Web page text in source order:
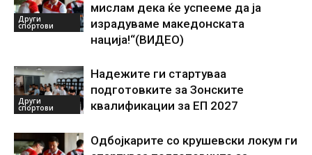
Други
спортови
мислам дека ќе успееме да ја
израдуваме македонската
нација!“(ВИДЕО)
Други
спортови
Надежите ги стартуваа
подготовките за Зонските
квалификации за ЕП 2027
Одбојкарите со крушевски локум ги